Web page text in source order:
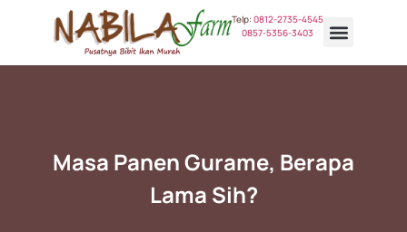
Telp:0812-2735-4545
0857-5356-3403
Masa Panen Gurame, Berapa
Lama Sih?